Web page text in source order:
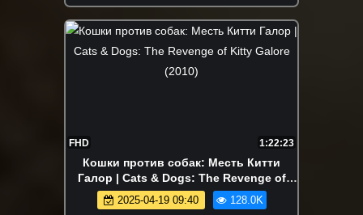
FHD 1:22:23
Кошки против собак: Месть Китти
Галор | Cats & Dogs: The Revenge of
Kitty Galore (2010)
2025-04-19 09:40 128.0K